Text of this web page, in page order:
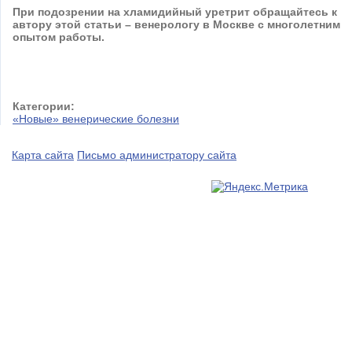
При подозрении на хламидийный уретрит обращайтесь к
автору этой статьи – венерологу в Москве с многолетним
опытом работы.
Категории:
«Новые» венерические болезни
Карта сайта Письмо администратору сайта